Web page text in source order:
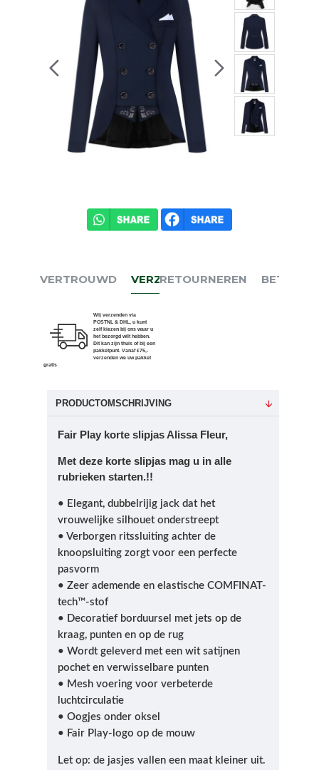
VERTROUWD VERZENDEN
Wij verzenden via
POSTNL & DHL, u kunt
zelf kiezen bij ons waar u
het bezorgd wilt hebben.
Dit kan zijn thuis of bij een
pakketpunt. Vanaf €75,-
verzenden we uw pakket
gratis
RETOURNEREN BETALEN
PRODUCTOMSCHRIJVING
Fair Play korte slipjas Alissa Fleur,
Met deze korte slipjas mag u in alle
rubrieken starten.!!
• Elegant, dubbelrijig jack dat het
vrouwelijke silhouet onderstreept
• Verborgen ritssluiting achter de
knoopsluiting zorgt voor een perfecte
pasvorm
• Zeer ademende en elastische COMFINAT-
tech™-stof
• Decoratief borduursel met jets op de
kraag, punten en op de rug
• Wordt geleverd met een wit satijnen
pochet en verwisselbare punten
• Mesh voering voor verbeterde
luchtcirculatie
• Oogjes onder oksel
• Fair Play-logo op de mouw
Let op: de jasjes vallen een maat kleiner uit.